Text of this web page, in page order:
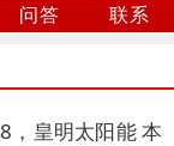
问答
联系
，皇明太阳能 本